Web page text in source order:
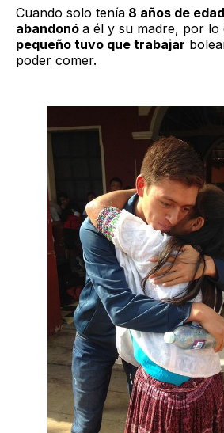
Cuando solo tenía 8 años de edad
abandonó a él y su madre, por lo
pequeño tuvo que trabajar
poder comer.